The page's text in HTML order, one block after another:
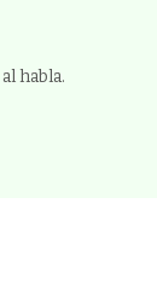
habla.